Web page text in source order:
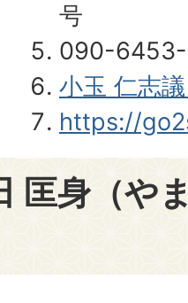
号
090-
小玉 仁志
https://
匡身（や